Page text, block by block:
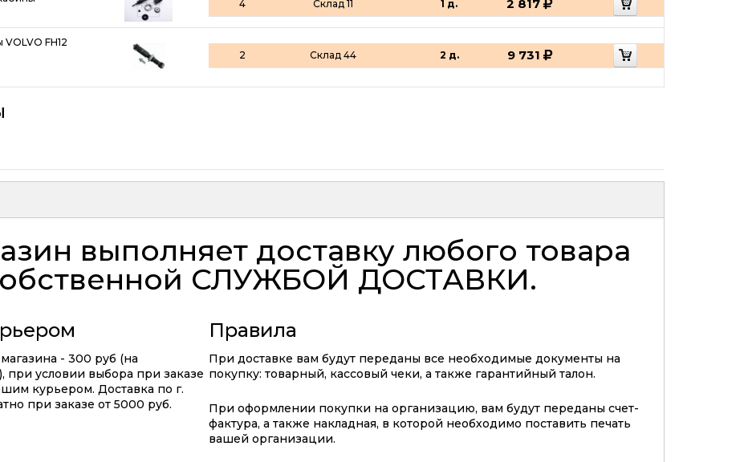
4 Склад 11 1 д. 2 817
FH12
2
Склад 44 2 д. 9 731
выполняет доставку любого товара
СЛУЖБОЙ ДОСТАВКИ.
- 300 руб (на
при условии выбора при заказе
курьером. Доставка по г.
при заказе от 5000 руб.
Правила
При доставке вам будут переданы все необходимые документы на
покупку: товарный, кассовый чеки, а также гарантийный талон.
При оформлении покупки на организацию, вам будут переданы счет-
фактура, а также накладная, в которой необходимо поставить печать
вашей организации.